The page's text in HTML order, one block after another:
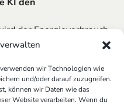
wir Technologien wie
und/oder darauf zuzugreifen.
können wir Daten wie das
Website verarbeiten. Wenn du
der Energieverbrauch
Kostenfaktor.
zu steuern.